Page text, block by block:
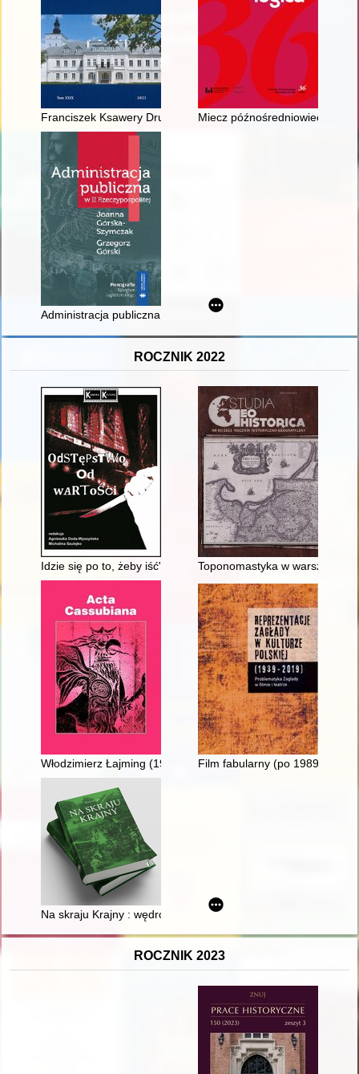
Franciszek Ksawery Drucki-Lubecki i cud gospodarczy
Miecz późnośredniowieczny z
Administracja publiczna w II Rzeczypospolitej
ROCZNIK 2022
Idzie się po to, żeby iść" czy "płynie się, żeby płynąć"? : "Nóż
Toponomastyka w warsztacie
Włodzimierz Łajming (1933-2022) : artysta malarz,
Film fabularny (po 1989)
Na skraju Krajny : wędrówki po wybranych wsiach ziemi
ROCZNIK 2023